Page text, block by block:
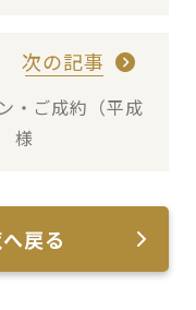
次の記事
・ご成約（平成
様
戻る